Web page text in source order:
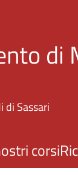
di
di Sassari
corsi